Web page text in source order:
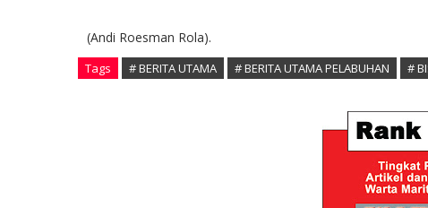
(Andi Roesman Rola).
Tags # BERITA UTAMA # BERITA UTAMA PELABUHAN #